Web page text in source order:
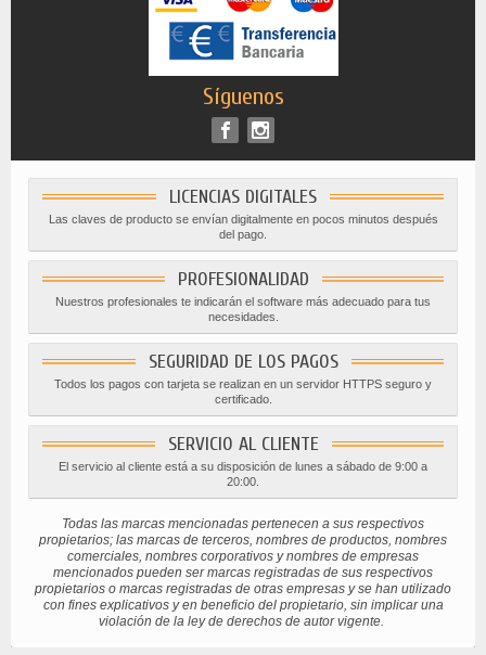
Síguenos
LICENCIAS DIGITALES
Las claves de producto se envían digitalmente en pocos minutos después
del pago.
PROFESIONALIDAD
Nuestros profesionales te indicarán el software más adecuado para tus
necesidades.
SEGURIDAD DE LOS PAGOS
Todos los pagos con tarjeta se realizan en un servidor HTTPS seguro y
certificado.
SERVICIO AL CLIENTE
El servicio al cliente está a su disposición de lunes a sábado de 9:00 a
20:00.
Todas las marcas mencionadas pertenecen a sus respectivos
propietarios; las marcas de terceros, nombres de productos, nombres
comerciales, nombres corporativos y nombres de empresas
mencionados pueden ser marcas registradas de sus respectivos
propietarios o marcas registradas de otras empresas y se han utilizado
con fines explicativos y en beneficio del propietario, sin implicar una
violación de la ley de derechos de autor vigente.